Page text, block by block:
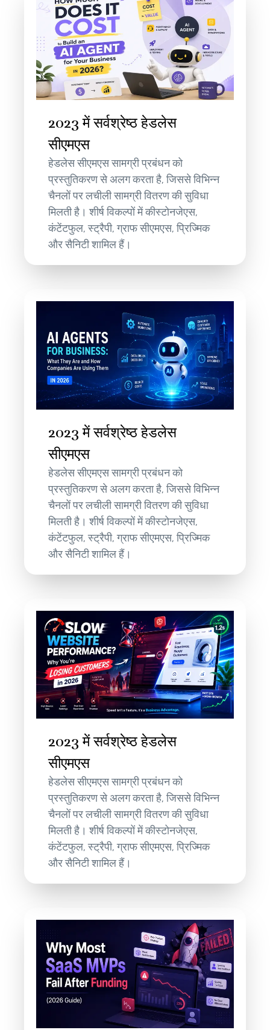
2023 में सर्वश्रेष्ठ हेडलेस
सीएमएस
हेडलेस सीएमएस सामग्री प्रबंधन को
प्रस्तुतिकरण से अलग करता है, जिससे विभिन्न
चैनलों पर लचीली सामग्री वितरण की सुविधा
मिलती है। शीर्ष विकल्पों में कीस्टोनजेएस,
कंटेंटफुल, स्ट्रैपी, ग्राफ सीएमएस, प्रिज्मिक
और सैनिटी शामिल हैं।
2023 में सर्वश्रेष्ठ हेडलेस
सीएमएस
हेडलेस सीएमएस सामग्री प्रबंधन को
प्रस्तुतिकरण से अलग करता है, जिससे विभिन्न
चैनलों पर लचीली सामग्री वितरण की सुविधा
मिलती है। शीर्ष विकल्पों में कीस्टोनजेएस,
कंटेंटफुल, स्ट्रैपी, ग्राफ सीएमएस, प्रिज्मिक
और सैनिटी शामिल हैं।
2023 में सर्वश्रेष्ठ हेडलेस
सीएमएस
हेडलेस सीएमएस सामग्री प्रबंधन को
प्रस्तुतिकरण से अलग करता है, जिससे विभिन्न
चैनलों पर लचीली सामग्री वितरण की सुविधा
मिलती है। शीर्ष विकल्पों में कीस्टोनजेएस,
कंटेंटफुल, स्ट्रैपी, ग्राफ सीएमएस, प्रिज्मिक
और सैनिटी शामिल हैं।